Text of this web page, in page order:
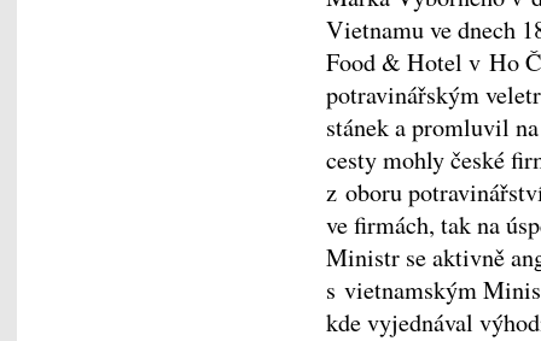
Vietnamu ve dnech
Food & Hotel v Ho
potravinářským
stánek a promluvil
cesty mohly české
z oboru
ve firmách, tak na
Ministr se aktivně
s vietnamským
kde vyjednával